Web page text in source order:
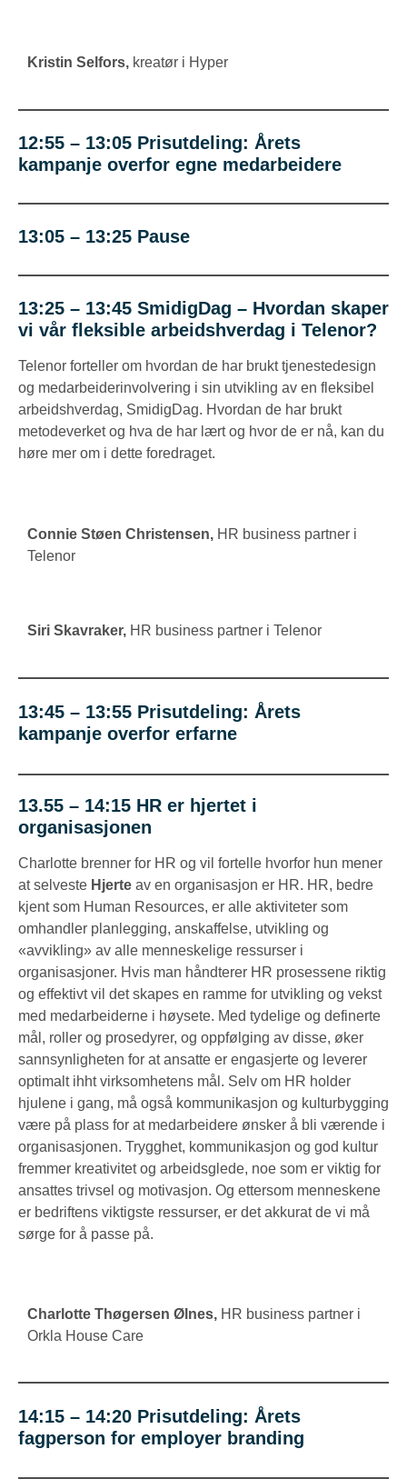
Kristin Selfors, kreatør i Hyper
12:55 – 13:05 Prisutdeling: Årets
kampanje overfor egne medarbeidere
13:05 – 13:25 Pause
13:25 – 13:45 SmidigDag – Hvordan skaper
vi vår fleksible arbeidshverdag i Telenor?
Telenor forteller om hvordan de har brukt tjenestedesign
og medarbeiderinvolvering i sin utvikling av en fleksibel
arbeidshverdag, SmidigDag. Hvordan de har brukt
metodeverket og hva de har lært og hvor de er nå, kan du
høre mer om i dette foredraget.
Connie Støen Christensen, HR business partner i
Telenor
Siri Skavraker, HR business partner i Telenor
13:45 – 13:55 Prisutdeling: Årets
kampanje overfor erfarne
13.55 – 14:15 HR er hjertet i
organisasjonen
Charlotte brenner for HR og vil fortelle hvorfor hun mener
at selveste Hjerte av en organisasjon er HR. HR, bedre
kjent som Human Resources, er alle aktiviteter som
omhandler planlegging, anskaffelse, utvikling og
«avvikling» av alle menneskelige ressurser i
organisasjoner. Hvis man håndterer HR prosessene riktig
og effektivt vil det skapes en ramme for utvikling og vekst
med medarbeiderne i høysete. Med tydelige og definerte
mål, roller og prosedyrer, og oppfølging av disse, øker
sannsynligheten for at ansatte er engasjerte og leverer
optimalt ihht virksomhetens mål. Selv om HR holder
hjulene i gang, må også kommunikasjon og kulturbygging
være på plass for at medarbeidere ønsker å bli værende i
organisasjonen. Trygghet, kommunikasjon og god kultur
fremmer kreativitet og arbeidsglede, noe som er viktig for
ansattes trivsel og motivasjon. Og ettersom menneskene
er bedriftens viktigste ressurser, er det akkurat de vi må
sørge for å passe på.
Charlotte Thøgersen Ølnes, HR business partner i
Orkla House Care
14:15 – 14:20 Prisutdeling: Årets
fagperson for employer branding